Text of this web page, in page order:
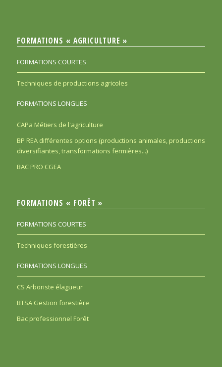
FORMATIONS « AGRICULTURE »
FORMATIONS COURTES
Techniques de productions agricoles
FORMATIONS LONGUES
CAPa Métiers de l'agriculture
BP REA différentes options (productions animales, productions
diversifiantes, transformations fermières...)
BAC PRO CGEA
FORMATIONS « FORÊT »
FORMATIONS COURTES
Techniques forestières
FORMATIONS LONGUES
CS Arboriste élagueur
BTSA Gestion forestière
Bac professionnel Forêt